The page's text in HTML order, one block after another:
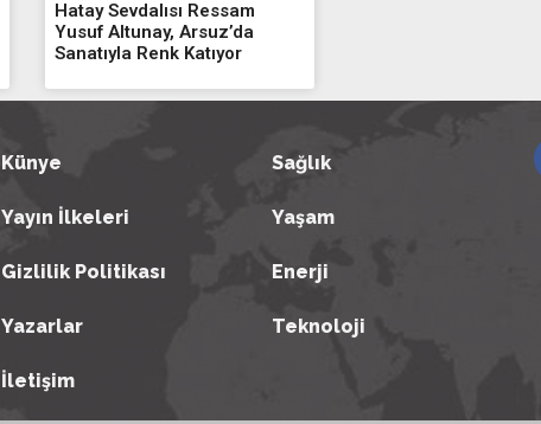
Hatay Sevdalısı Ressam
Yusuf Altunay, Arsuz’da
Sanatıyla Renk Katıyor
Künye
Yayın İlkeleri
Gizlilik Politikası
Yazarlar
İletişim
Sağlık
Yaşam
Enerji
Teknoloji